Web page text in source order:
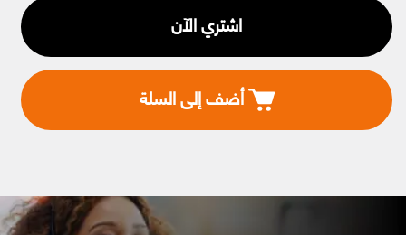
أضف إلى السلة
اشتري الآن